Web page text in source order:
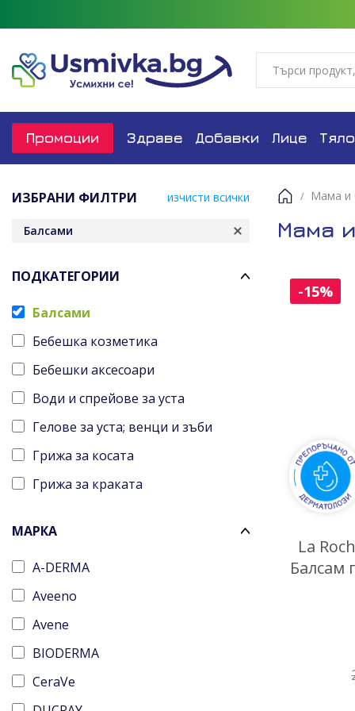
Промоции Здраве Добавки Лице Тяло
ИЗБРАНИ ФИЛТРИ изчисти всички
Балсами
ПОДКАТЕГОРИИ
Балсами
Бебешка козметика
Бебешки аксесоари
Води и спрейове за уста
Гелове за уста; венци и зъби
Грижа за косата
Грижа за краката
Грижа за околоочна зона
Грижа за ръцете
Грижа за скалпа
Детски парфюми
Душ гелове
Душ кремове
МАРКА
A-DERMA
Aveeno
Avene
BIODERMA
CeraVe
Мама и
Мама
La
Балсам
-15%